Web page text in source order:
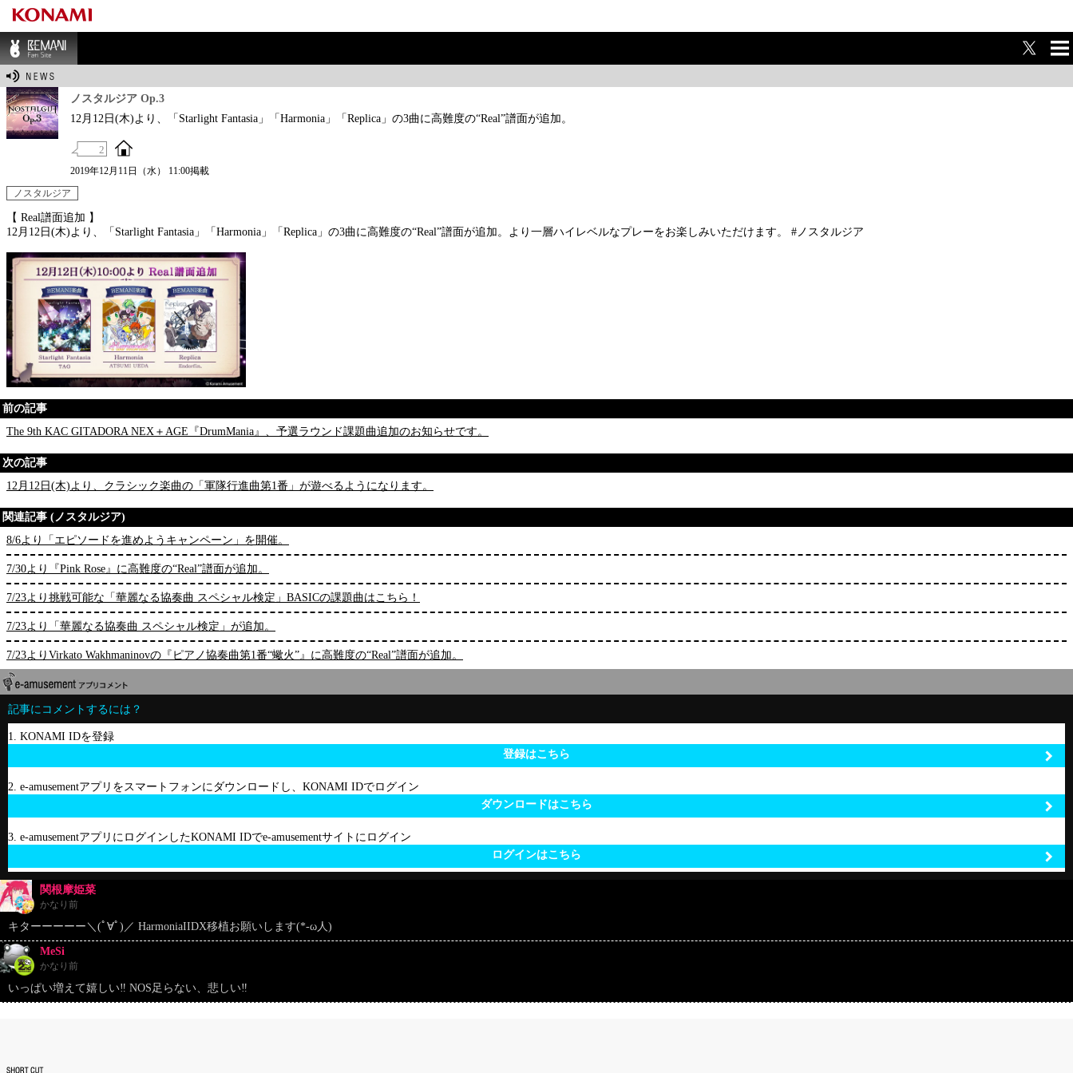
BEMANI Fan Sit
ノスタルジア Op.3
12月12日(木)より、「Starlight Fantasia」「Harmonia」「Replica」の3曲に高難度の“Real”譜面が追加。
2
2019年12月11日（水） 11:00掲載
ノスタルジア
【 Real譜面追加 】
12月12日(木)より、「Starlight Fantasia」「Harmonia」「Replica」の3曲に高難度の“Real”譜面が追加。より一層ハイレベルなプレーをお楽しみいただけます。 #ノスタルジア
前の記事
The 9th KAC GITADORA NEX＋AGE『DrumMania』、予選ラウンド課題曲追加のお知らせです。
次の記事
12月12日(木)より、クラシック楽曲の「軍隊行進曲第1番」が遊べるようになります。
関連記事 (ノスタルジア)
8/6より「エピソードを進めようキャンペーン」を開催。
7/30より『Pink Rose』に高難度の“Real”譜面が追加。
7/23より挑戦可能な「華麗なる協奏曲 スペシャル検定」BASICの課題曲はこちら！
7/23より「華麗なる協奏曲 スペシャル検定」が追加。
7/23よりVirkato Wakhmaninovの『ピアノ協奏曲第1番“蠍火”』に高難度の“Real”譜面が追加。
記事にコメントするには？
1. KONAMI IDを登録
登録はこちら
2. e-amusementアプリをスマートフォンにダウンロードし、KONAMI IDでログイン
ダウンロードはこちら
3. e-amusementアプリにログインしたKONAMI IDでe-amusementサイトにログイン
ログインはこちら
関根摩姫菜
かなり前
キターーーーー＼(ﾟ∀ﾟ)／ HarmoniaIIDX移植お願いします(*-ω人)
MeSi
かなり前
いっぱい増えて嬉しい‼️ NOS足らない、悲しい‼️